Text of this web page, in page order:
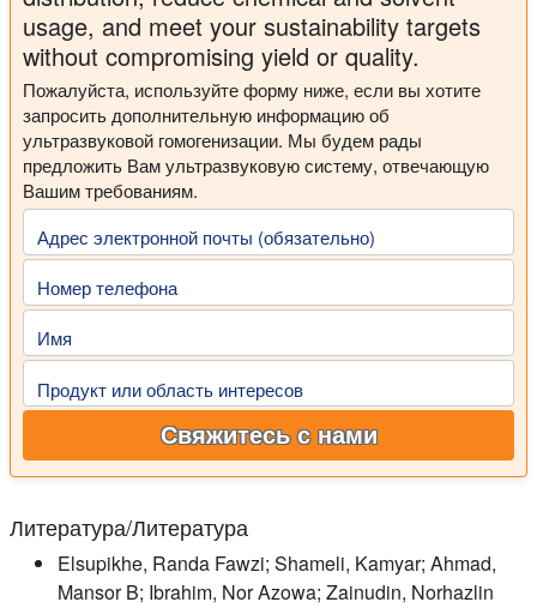
usage, and meet your sustainability targets
without compromising yield or quality.
Пожалуйста, используйте форму ниже, если вы хотите
запросить дополнительную информацию об
ультразвуковой гомогенизации. Мы будем рады
предложить Вам ультразвуковую систему, отвечающую
Вашим требованиям.
Адрес электронной почты (обязательно)
Номер телефона
Имя
Продукт или область интересов
Свяжитесь с нами
Литература/Литература
Elsupikhe, Randa Fawzi; Shameli, Kamyar; Ahmad,
Mansor B; Ibrahim, Nor Azowa; Zainudin, Norhazlin